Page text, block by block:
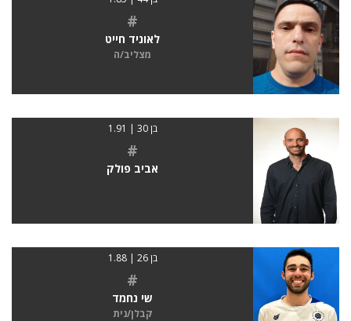
#
לאוניד חייט
מצליב/ה
בן 30 | 1.91
#
אביב פולק
בן 26 | 1.88
#
שי נחמד
קבלן/נית